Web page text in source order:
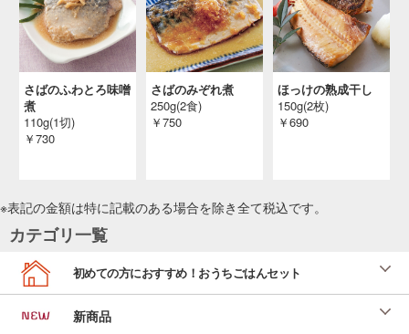
さばのふわとろ味噌
煮
110g(1切)
￥730
さばのみぞれ煮
250g(2食)
￥750
ほっけの熟成干し
150g(2枚)
￥690
※表記の金額は特に記載のある場合を除き全て税込です。
カテゴリ一覧
初めての方におすすめ！おうちごはんセット
新商品